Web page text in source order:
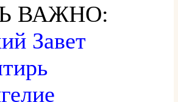
ВАЖНО:
Завет